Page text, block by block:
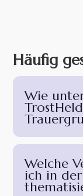
Häufig
Wie
Welche
ich in